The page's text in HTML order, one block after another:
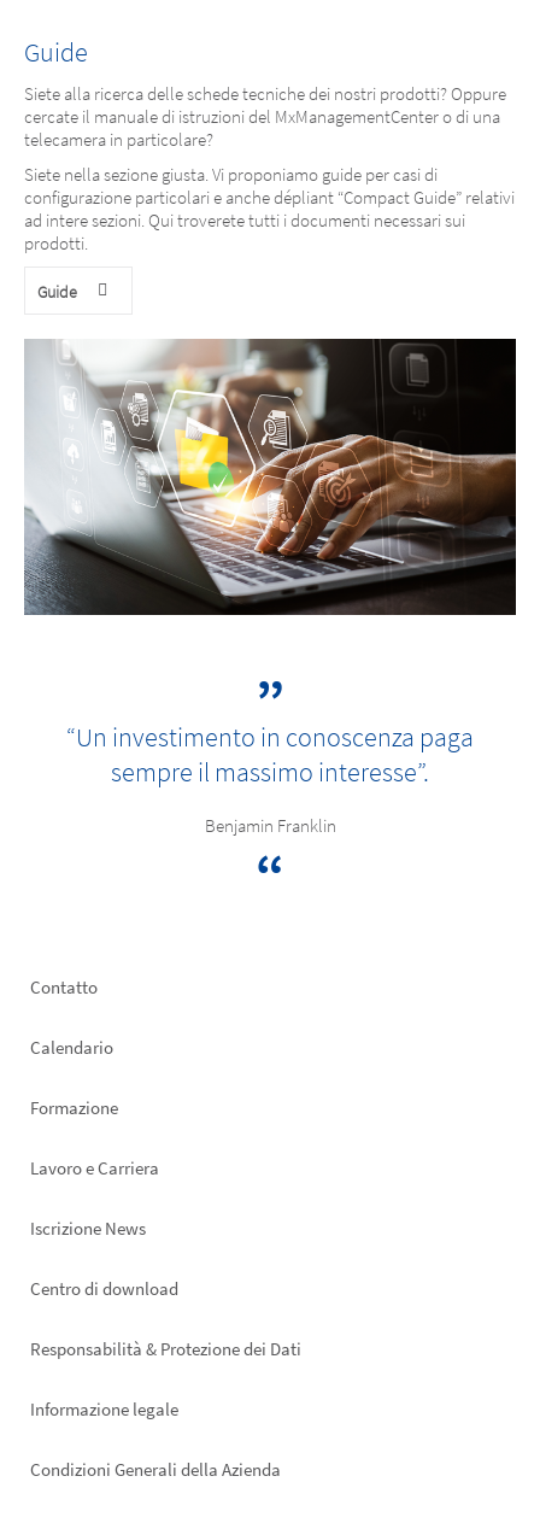
Guide
Siete alla ricerca delle schede tecniche dei nostri prodotti? Oppure
cercate il manuale di istruzioni del MxManagementCenter o di una
telecamera in particolare?
Siete nella sezione giusta. Vi proponiamo guide per casi di
configurazione particolari e anche dépliant “Compact Guide” relativi
ad intere sezioni. Qui troverete tutti i documenti necessari sui
prodotti.
Guide
“Un investimento in conoscenza paga
sempre il massimo interesse”.
Benjamin Franklin
Footer
Contatto
Calendario
Formazione
Lavoro e Carriera
Iscrizione News
Footer
Centro di download
Responsabilità & Protezione dei Dati
Informazione legale
Condizioni Generali della Azienda